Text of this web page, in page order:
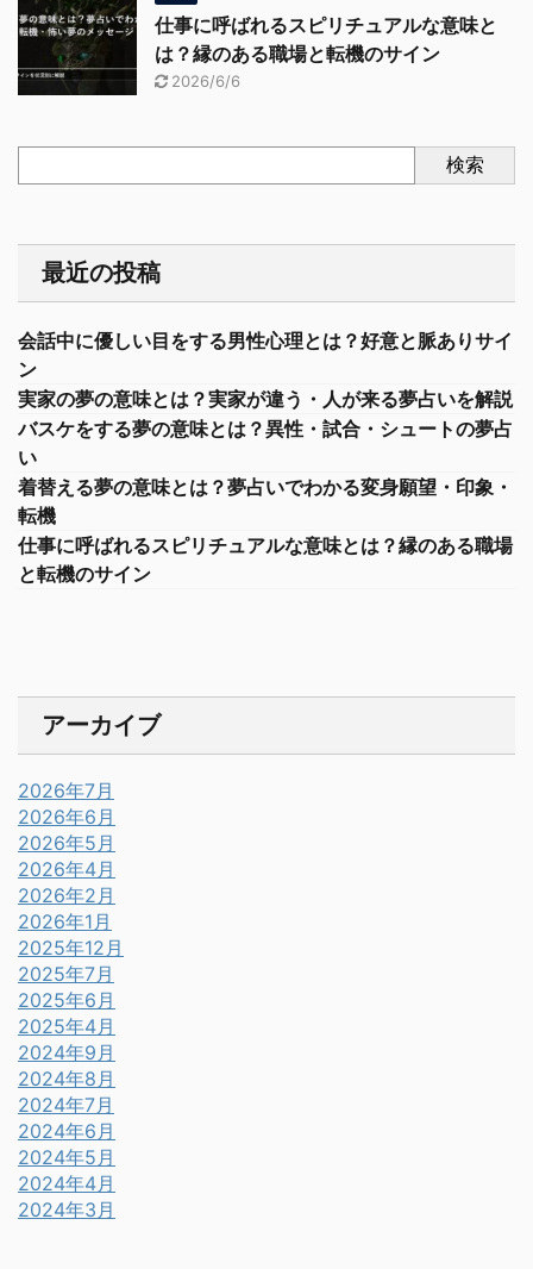
仕事に呼ばれるスピリチュアルな意味と
は？縁のある職場と転機のサイン
2026/6/6
検索
最近の投稿
会話中に優しい目をする男性心理とは？好意と脈ありサイ
ン
実家の夢の意味とは？実家が違う・人が来る夢占いを解説
バスケをする夢の意味とは？異性・試合・シュートの夢占
い
着替える夢の意味とは？夢占いでわかる変身願望・印象・
転機
仕事に呼ばれるスピリチュアルな意味とは？縁のある職場
と転機のサイン
アーカイブ
2026年7月
2026年6月
2026年5月
2026年4月
2026年2月
2026年1月
2025年12月
2025年7月
2025年6月
2025年4月
2024年9月
2024年8月
2024年7月
2024年6月
2024年5月
2024年4月
2024年3月